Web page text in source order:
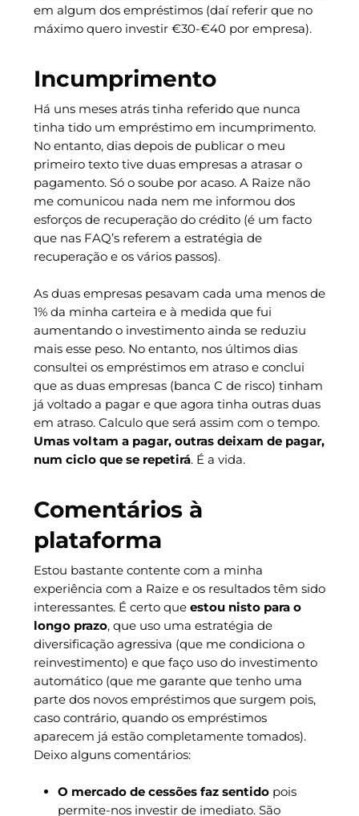
em algum dos empréstimos (daí referir que no
máximo quero investir €30-€40 por empresa).
Incumprimento
Há uns meses atrás tinha referido que nunca
tinha tido um empréstimo em incumprimento.
No entanto, dias depois de publicar o meu
primeiro texto tive duas empresas a atrasar o
pagamento. Só o soube por acaso. A Raize não
me comunicou nada nem me informou dos
esforços de recuperação do crédito (é um facto
que nas FAQ’s referem a estratégia de
recuperação e os vários passos).
As duas empresas pesavam cada uma menos de
1% da minha carteira e à medida que fui
aumentando o investimento ainda se reduziu
mais esse peso. No entanto, nos últimos dias
consultei os empréstimos em atraso e conclui
que as duas empresas (banca C de risco) tinham
já voltado a pagar e que agora tinha outras duas
em atraso. Calculo que será assim com o tempo.
Umas voltam a pagar, outras deixam de pagar,
num ciclo que se repetirá. É a vida.
Comentários à
plataforma
Estou bastante contente com a minha
experiência com a Raize e os resultados têm sido
interessantes. É certo que estou nisto para o
longo prazo, que uso uma estratégia de
diversificação agressiva (que me condiciona o
reinvestimento) e que faço uso do investimento
automático (que me garante que tenho uma
parte dos novos empréstimos que surgem pois,
caso contrário, quando os empréstimos
aparecem já estão completamente tomados).
Deixo alguns comentários:
O mercado de cessões faz sentidopois
permite-nos investir de imediato. São